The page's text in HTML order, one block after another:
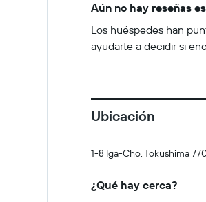
Aún no hay reseñas
Los huéspedes han
ayudarte a decidir si
Ubicación
1-8 Iga-Cho, Tokushima
¿Qué hay cerca?